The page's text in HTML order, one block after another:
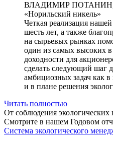
ВЛАДИМИР
«Норильский никель»
Четкая реализация
шесть лет, а также
на сырьевых рынках
один из самых высоких в
доходности для
сделать следующий шаг
амбициозных задач как в
и в плане решения
Читать полностью
От соблюдения экологических
Смотрите в нашем Годовом
Система экологического